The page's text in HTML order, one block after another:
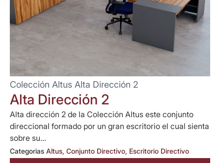
Colección Altus Alta Dirección 2
Alta Dirección 2
Alta dirección 2 de la Colección Altus este conjunto
direccional formado por un gran escritorio el cual sienta
sobre su...
Categorias Altus, Conjunto Directivo, Escritorio Directivo